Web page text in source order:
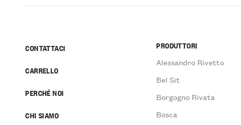
CONTATTACI
CARRELLO
PERCHÉ NOI
CHI SIAMO
PRODUTTORI
Alessandro Rivetto
Bel Sit
Borgogno Rivata
Bosca